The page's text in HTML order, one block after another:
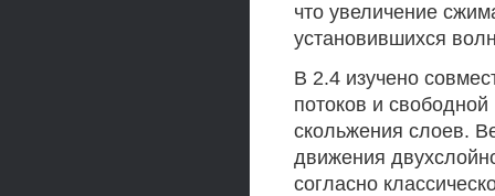
что увеличение
установившихся
В 2.4 изучено
потоков и
скольжения слоев.
движения
согласно